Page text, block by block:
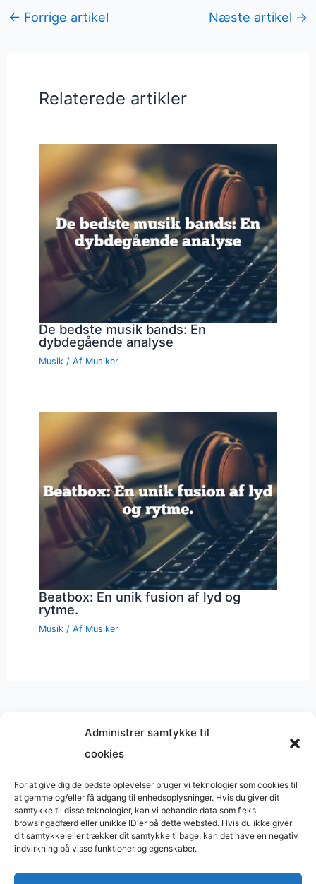
Administrer samtykke til
cookies
For at give dig de bedste oplevelser bruger vi teknologier som cookies til
at gemme og/eller få adgang til enhedsoplysninger. Hvis du giver dit
samtykke til disse teknologier, kan vi behandle data som f.eks.
browsingadfærd eller unikke ID'er på dette websted. Hvis du ikke giver
dit samtykke eller trækker dit samtykke tilbage, kan det have en negativ
indvirkning på visse funktioner og egenskaber.
← Forrige artikel Næste artikel →
Relaterede artikler
De bedste musik bands: En
dybdegående analyse
Musik / Af Musiker
Beatbox: En unik fusion af lyd og
rytme.
Musik / Af Musiker
Musik på
Copyright © 2026 BasimWorld
Udviklet afWebbureau.dk
Bygget medWordPress